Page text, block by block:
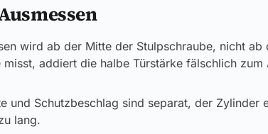
wird ab der Mitte der Stulpschraube, nicht
addiert die halbe Türstärke fälschlich
und Schutzbeschlag sind separat, der Zylinder
lang.